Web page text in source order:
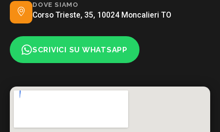
DOVE SIAMO
Corso Trieste, 35, 10024 Moncalieri TO
SCRIVICI SU WHATSAPP